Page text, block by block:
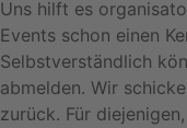
Uns hilft es
Events schon einen
Selbstverständlich
abmelden. Wir
zurück. Für